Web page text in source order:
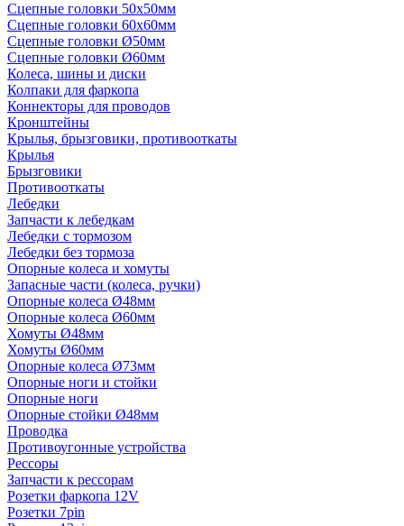
Сцепные головки 50x50мм
Сцепные головки 60x60мм
Сцепные головки Ø50мм
Сцепные головки Ø60мм
Колеса, шины и диски
Колпаки для фаркопа
Коннекторы для проводов
Кронштейны
Крылья, брызговики, противооткаты
Крылья
Брызговики
Противооткаты
Лебедки
Запчасти к лебедкам
Лебедки с тормозом
Лебедки без тормоза
Опорные колеса и хомуты
Запасные части (колеса, ручки)
Опорные колеса Ø48мм
Опорные колеса Ø60мм
Хомуты Ø48мм
Хомуты Ø60мм
Опорные колеса Ø73мм
Опорные ноги и стойки
Опорные ноги
Опорные стойки Ø48мм
Проводка
Противоугонные устройства
Рессоры
Запчасти к рессорам
Розетки фаркопа 12V
Розетки 7pin